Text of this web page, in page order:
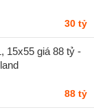
30 tỷ
15x55 giá 88 tỷ -
88 tỷ